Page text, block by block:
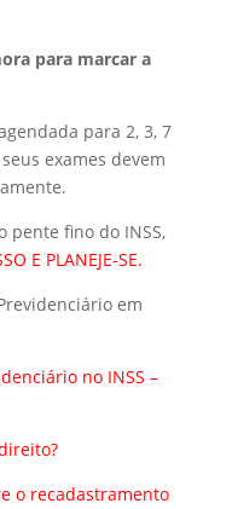
para marcar a
para 2, 3, 7
exames devem
pente fino do INSS,
E PLANEJE-SE.
em
no INSS –
o recadastramento